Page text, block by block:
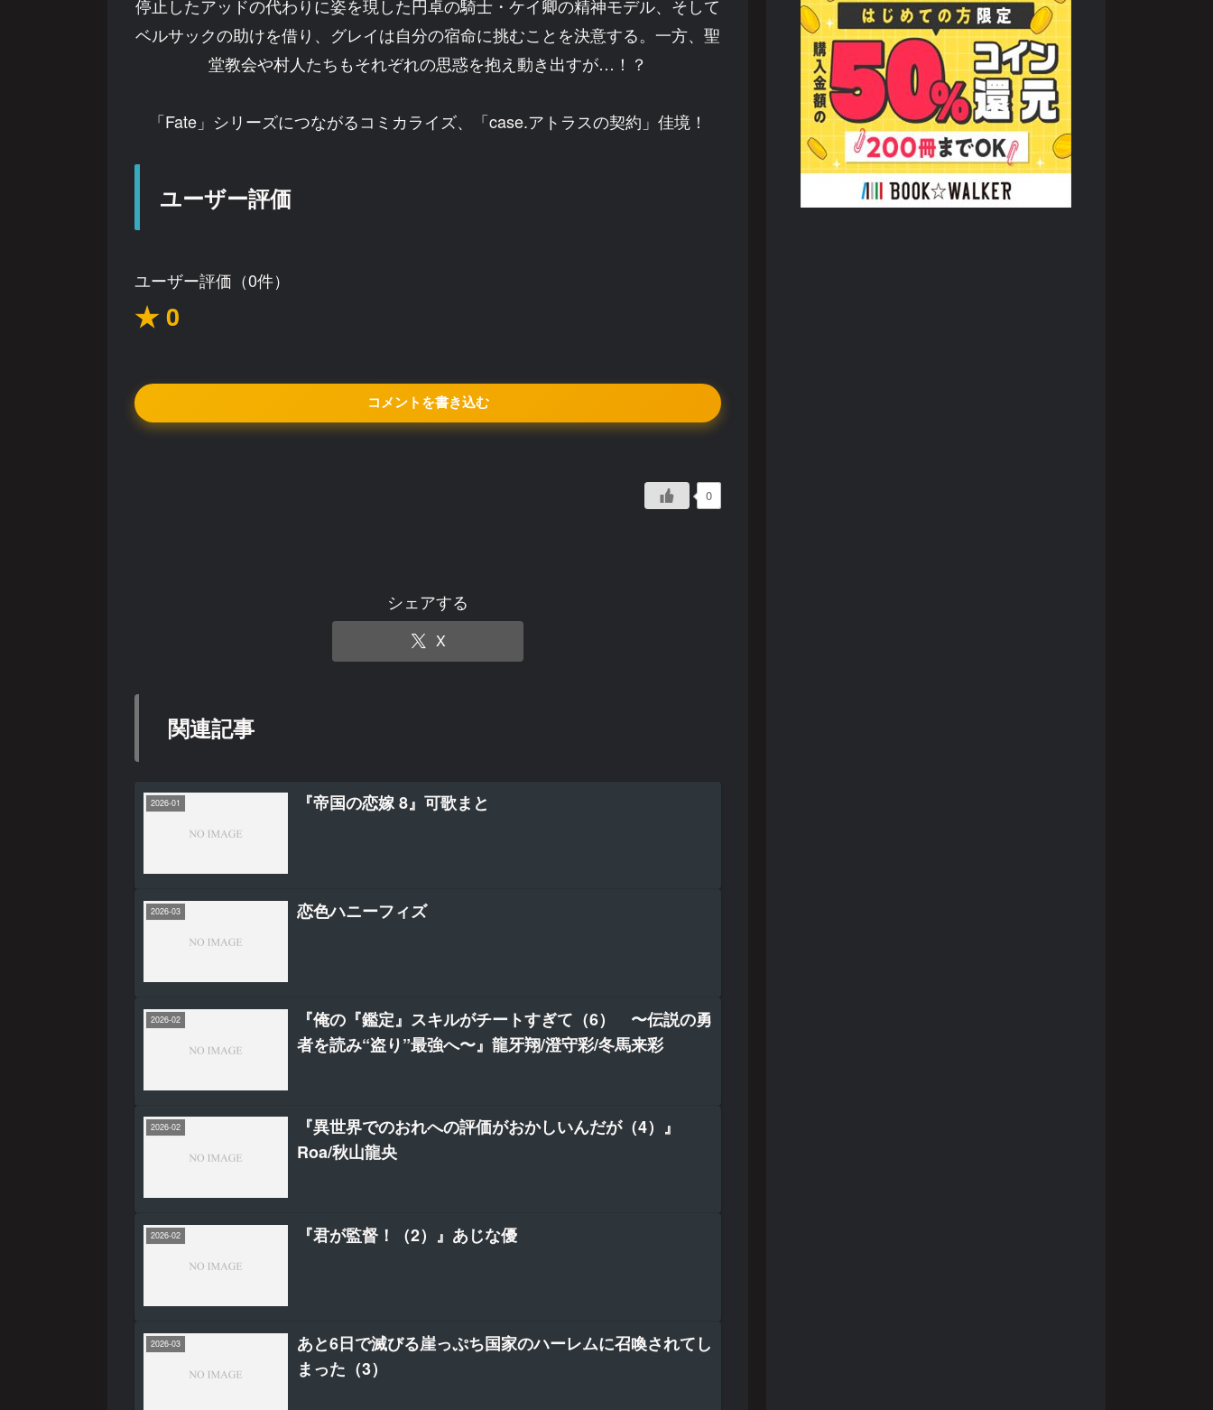
停止したアッドの代わりに姿を現した円卓の騎士・ケイ卿の精神モデル、そして
ベルサックの助けを借り、グレイは自分の宿命に挑むことを決意する。一方、聖
堂教会や村人たちもそれぞれの思惑を抱え動き出すが…！？
「Fate」シリーズにつながるコミカライズ、「case.アトラスの契約」佳境！
ユーザー評価
ユーザー評価（0件）
★ 0
コメントを書き込む
0
シェアする
X
関連記事
2026-01 『帝国の恋嫁 8』可歌まと
2026-03 恋色ハニーフィズ
2026-02
『俺の『鑑定』スキルがチートすぎて（6） 〜伝説の勇
者を読み“盗り”最強へ〜』龍牙翔/澄守彩/冬馬来彩
2026-02
『異世界でのおれへの評価がおかしいんだが（4）』
Roa/秋山龍央
2026-02 『君が監督！（2）』あじな優
2026-03
あと6日で滅びる崖っぷち国家のハーレムに召喚されてし
まった（3）